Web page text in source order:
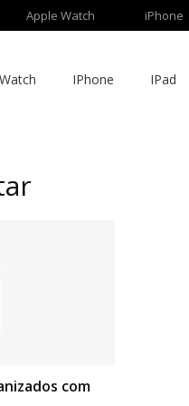
Apple Watch iPhone
IPhone IPad
com